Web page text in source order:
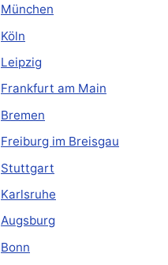
München
Köln
Leipzig
Frankfurt am Main
Bremen
Freiburg im Breisgau
Stuttgart
Karlsruhe
Augsburg
Bonn